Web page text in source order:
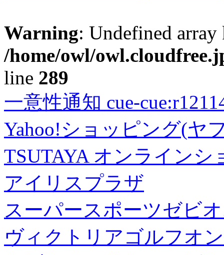
Warning: Undefined
/home/owl/
line 289
一意性通知 cue-
Yahoo!ショッピング(ヤ
TSUTAYA オンラインシ
アイリスプラザ
スーパースポーツゼビ
ヴィクトリアゴルフオ